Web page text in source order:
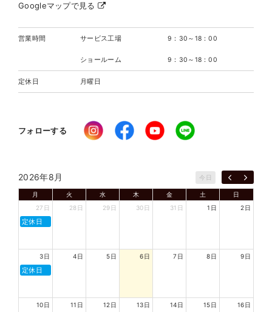
Googleマップで見る
営業時間 サービス工場 9：30～18：00
ショールーム 9：30～18：00
定休日 月曜日
フォローする
2026年8月 今日
月 火 水 木 金 土
日
27日
定休日
28日 29日 30日 31日 1日 2日
3日
定休日
4日 5日 6日 7日 8日 9日
10日 11日 12日 13日 14日 15日 16日